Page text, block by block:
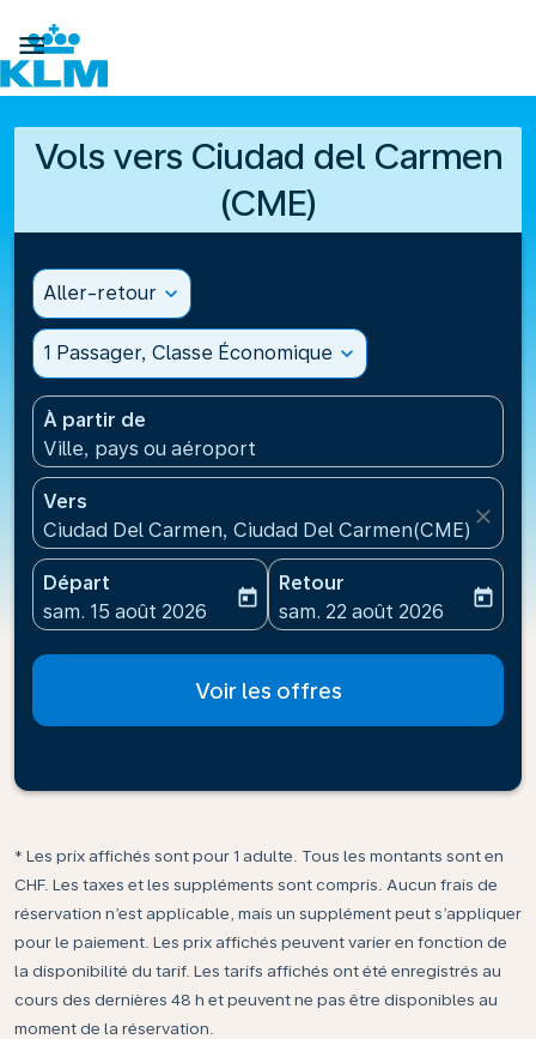

Vols vers Ciudad del Carmen
(CME)
Aller-retour expand_more
1 Passager, Classe Économique expand_more
À partir de
Ville, pays ou aéroport
Vers
Ciudad Del Carmen, Ciudad Del Carmen(CME),
close
Départ
fc-booking-departure-date-aria-label
sam. 15 août 2026
today
Retour
fc-booking-return-date-
sam. 22 août 2026
today
Voir les offres
* Les prix affichés sont pour 1 adulte. Tous les montants sont en
CHF. Les taxes et les suppléments sont compris. Aucun frais de
réservation n’est applicable, mais un supplément peut s’appliquer
pour le paiement. Les prix affichés peuvent varier en fonction de
la disponibilité du tarif. Les tarifs affichés ont été enregistrés au
cours des dernières 48 h et peuvent ne pas être disponibles au
moment de la réservation.